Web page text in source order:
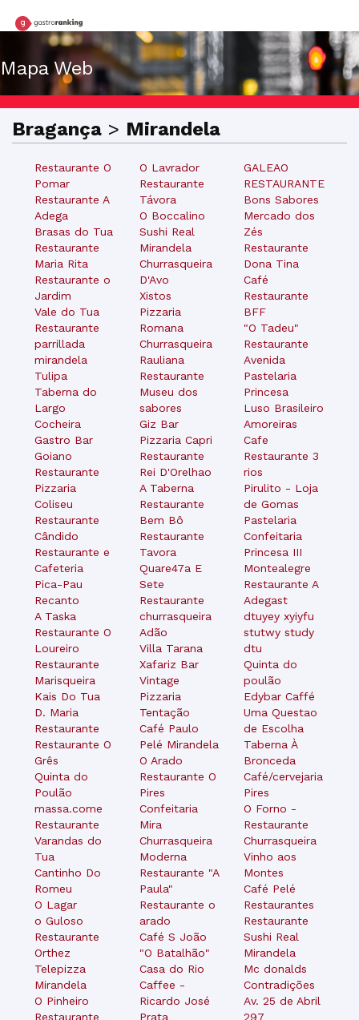
Mapa Web
Bragança > Mirandela
Restaurante O
Pomar
Restaurante A
Adega
Brasas do Tua
Restaurante
Maria Rita
Restaurante o
Jardim
Vale do Tua
Restaurante
parrillada
mirandela
Tulipa
Taberna do
Largo
Cocheira
Gastro Bar
Goiano
Restaurante
Pizzaria
Coliseu
Restaurante
Cândido
Restaurante e
Cafeteria
Pica-Pau
Recanto
A Taska
Restaurante O
Loureiro
Restaurante
Marisqueira
Kais Do Tua
D. Maria
Restaurante
Restaurante O
Grês
Quinta do
Poulão
massa.come
Restaurante
Varandas do
Tua
Cantinho Do
Romeu
O Lagar
o Guloso
Restaurante
Orthez
Telepizza
Mirandela
O Pinheiro
Restaurante
O Lavrador
Restaurante
Távora
O Boccalino
Sushi Real
Mirandela
Churrasqueira
D'Avo
Xistos
Pizzaria
Romana
Churrasqueira
Rauliana
Restaurante
Museu dos
sabores
Giz Bar
Pizzaria Capri
Restaurante
Rei D'Orelhao
A Taberna
Restaurante
Bem Bô
Restaurante
Tavora
Quare47a E
Sete
Restaurante
churrasqueira
Adão
Villa Tarana
Xafariz Bar
Vintage
Pizzaria
Tentação
Café Paulo
Pelé Mirandela
O Arado
Restaurante O
Pires
Confeitaria
Mira
Churrasqueira
Moderna
Restaurante "A
Paula"
Restaurante o
arado
Café S João
"O Batalhão"
Casa do Rio
Caffee -
Ricardo José
Prata
GALEAO
RESTAURANTE
Bons Sabores
Mercado dos
Zés
Restaurante
Dona Tina
Café
Restaurante
BFF
"O Tadeu"
Restaurante
Avenida
Pastelaria
Princesa
Luso Brasileiro
Amoreiras
Cafe
Restaurante 3
rios
Pirulito - Loja
de Gomas
Pastelaria
Confeitaria
Princesa III
Montealegre
Restaurante A
Adegast
dtuyey xyiyfu
stutwy study
dtu
Quinta do
poulão
Edybar Caffé
Uma Questao
de Escolha
Taberna À
Bronceda
Café/cervejaria
Pires
O Forno -
Restaurante
Churrasqueira
Vinho aos
Montes
Café Pelé
Restaurantes
Restaurante
Sushi Real
Mirandela
Mc donalds
Contradições
Av. 25 de Abril
297